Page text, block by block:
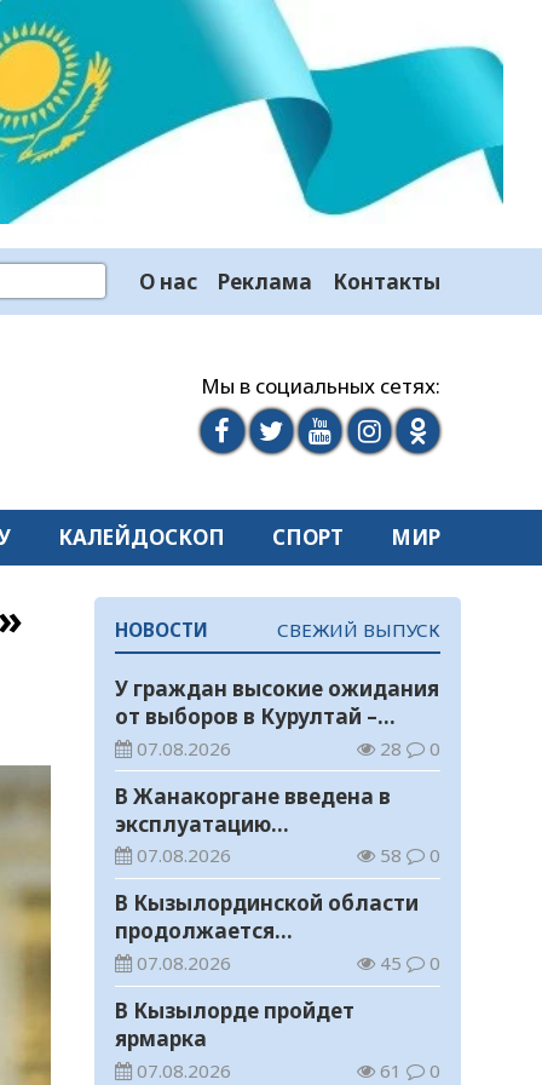
О нас Реклама Контакты
Мы в социальных сетях:
КАЛЕЙДОСКОП СПОРТ МИР
НОВОСТИ СВЕЖИЙ ВЫПУСК
У граждан высокие ожидания
от выборов в Курултай –
опрос общественного мнения
07.08.2026 28 0
В Жанакоргане введена в
эксплуатацию
водораспределительная
станция
07.08.2026 58 0
В Кызылординской области
продолжается
экологическая акция «Таза
Қазақстан»
07.08.2026 45 0
В Кызылорде пройдет
ярмарка
07.08.2026 61 0